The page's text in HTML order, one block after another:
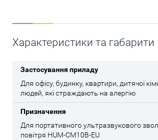
Характеристики та габарити
Застосування приладу
Для офісу, будинку, квартири, дитячої
людей, які страждають на алергію
Призначення
Для портативного ультразвукового
повітря HUM-CM10B-EU